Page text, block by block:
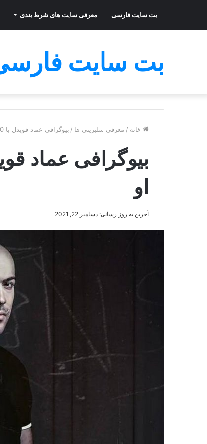
بت سایت فارسی معرفی سایت های شرط بندی
بت سایت
خانه / معرفی سلبریتی ها / بیوگرافی عماد قویدل با 10 آهنگ برتر رپ او
او
آخرین به روز رسانی: دسامبر 22, 2021